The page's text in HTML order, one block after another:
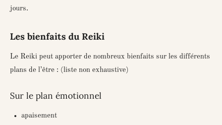
jours.
Les bienfaits du Reiki
Le Reiki peut apporter de nombreux bienfaits sur les différents
plans de l’être : (liste non exhaustive)
Sur le plan émotionnel
apaisement